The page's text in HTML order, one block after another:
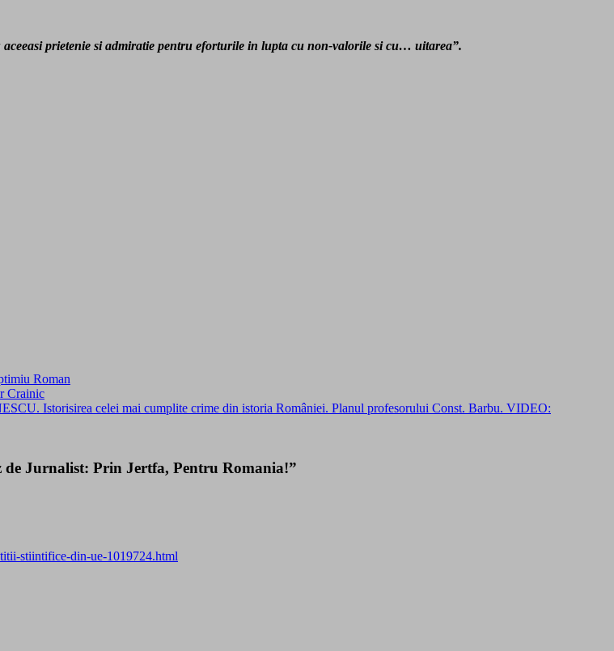
prietenie si admiratie pentru eforturile in lupta cu non-valorile si cu… uitarea”.
Roman
Crainic
Istorisirea celei mai cumplite crime din istoria României. Planul profesorului Const. Barbu. VIDEO:
Jurnalist: Prin Jertfa, Pentru Romania!”
stiintifice-din-ue-1019724.html